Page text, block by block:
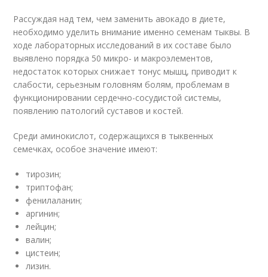
Рассуждая над тем, чем заменить авокадо в диете,
необходимо уделить внимание именно семенам тыквы. В
ходе лабораторных исследований в их составе было
выявлено порядка 50 микро- и макроэлементов,
недостаток которых снижает тонус мышц, приводит к
слабости, серьезным головням болям, проблемам в
функционировании сердечно-сосудистой системы,
появлению патологий суставов и костей.
Среди аминокислот, содержащихся в тыквенных
семечках, особое значение имеют:
тирозин;
триптофан;
фенилаланин;
аргинин;
лейцин;
валин;
цистеин;
лизин.